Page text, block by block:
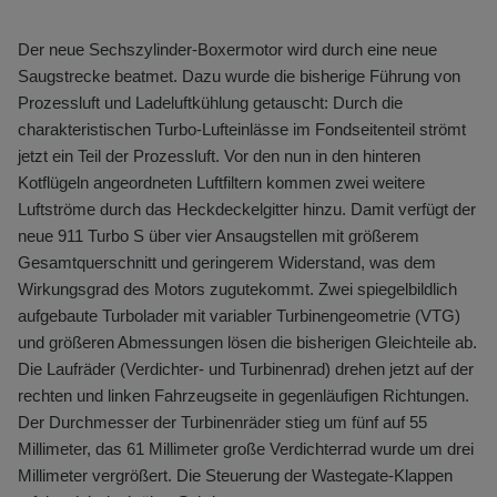
Der neue Sechszylinder-Boxermotor wird durch eine neue
Saugstrecke beatmet. Dazu wurde die bisherige Führung von
Prozessluft und Ladeluftkühlung getauscht: Durch die
charakteristischen Turbo-Lufteinlässe im Fondseitenteil strömt
jetzt ein Teil der Prozessluft. Vor den nun in den hinteren
Kotflügeln angeordneten Luftfiltern kommen zwei weitere
Luftströme durch das Heckdeckelgitter hinzu. Damit verfügt der
neue 911 Turbo S über vier Ansaugstellen mit größerem
Gesamtquerschnitt und geringerem Widerstand, was dem
Wirkungsgrad des Motors zugutekommt. Zwei spiegelbildlich
aufgebaute Turbolader mit variabler Turbinengeometrie (VTG)
und größeren Abmessungen lösen die bisherigen Gleichteile ab.
Die Laufräder (Verdichter- und Turbinenrad) drehen jetzt auf der
rechten und linken Fahrzeugseite in gegenläufigen Richtungen.
Der Durchmesser der Turbinenräder stieg um fünf auf 55
Millimeter, das 61 Millimeter große Verdichterrad wurde um drei
Millimeter vergrößert. Die Steuerung der Wastegate-Klappen